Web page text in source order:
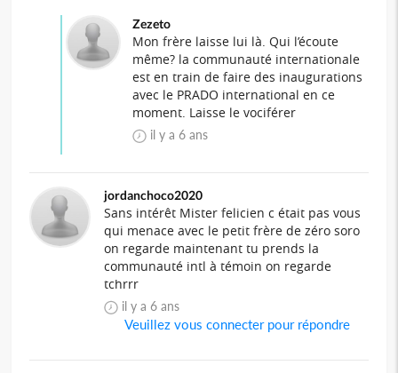
Zezeto
Mon frère laisse lui là. Qui l’écoute
même? la communauté internationale
est en train de faire des inaugurations
avec le PRADO international en ce
moment. Laisse le vociférer
il y a 6 ans
jordanchoco2020
Sans intérêt Mister felicien c était pas vous
qui menace avec le petit frère de zéro soro
on regarde maintenant tu prends la
communauté intl à témoin on regarde
tchrrr
il y a 6 ans
Veuillez vous connecter pour répondre